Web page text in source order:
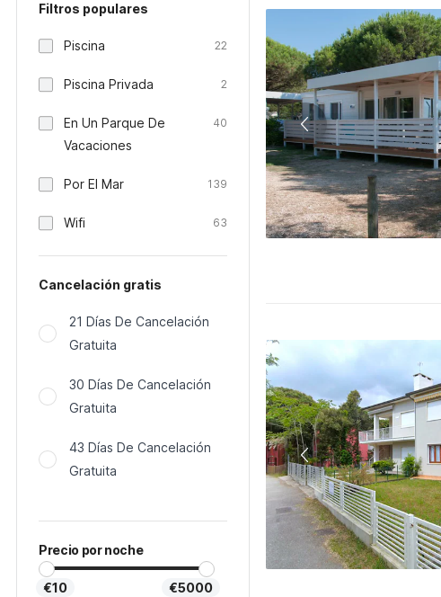
Filtros populares
Piscina 22
Piscina Privada 2
En Un Parque De
Vacaciones
40
Por El Mar 139
Wifi 63
Cancelación gratis
21 Días De Cancelación
Gratuita
30 Días De Cancelación
Gratuita
43 Días De Cancelación
Gratuita
Precio por noche
€10 €5000